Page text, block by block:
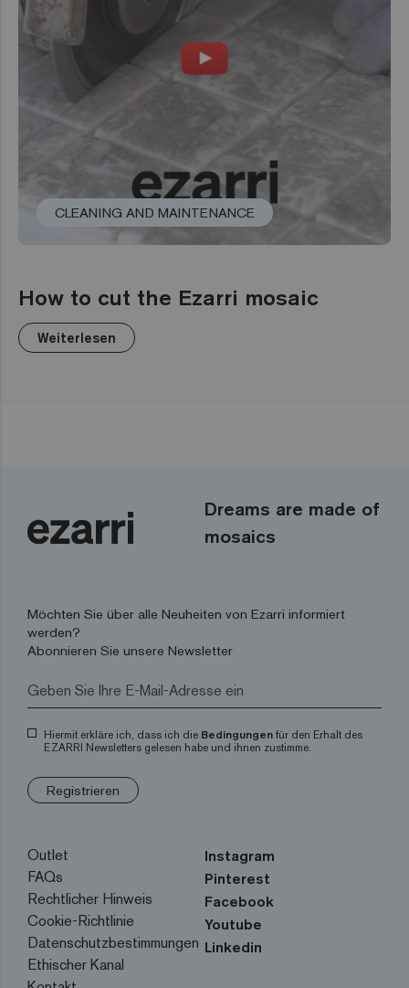
CLEANING AND MAINTENANCE
How to cut the Ezarri mosaic
Weiterlesen
Dreams are made of
mosaics
Möchten Sie über alle Neuheiten von Ezarri informiert
werden?
Abonnieren Sie unsere Newsletter
Hiermit erkläre ich, dass ich die Bedingungen für den Erhalt des
EZARRI Newsletters gelesen habe und ihnen zustimme.
Registrieren
Outlet
FAQs
Rechtlicher Hinweis
Cookie-Richtlinie
Datenschutzbestimmungen
Ethischer Kanal
Instagram
Pinterest
Facebook
Youtube
Linkedin